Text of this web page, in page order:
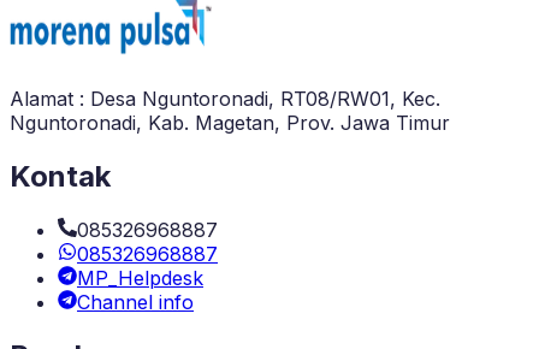
Alamat : Desa Nguntoronadi, RT08/RW01, Kec.
Nguntoronadi, Kab. Magetan, Prov. Jawa Timur
Kontak
085326968887
085326968887
MP_Helpdesk
Channel info